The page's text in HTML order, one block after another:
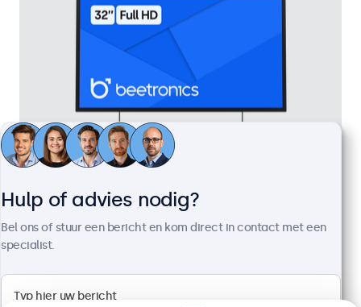
32 Inch Monitor Metaal
100+ stuks beschikbaar
1920 x 1080 resolutie (Full HD)
Hulp of advies nodig?
Bel ons of stuur een bericht en kom direct in contact met een
specialist.